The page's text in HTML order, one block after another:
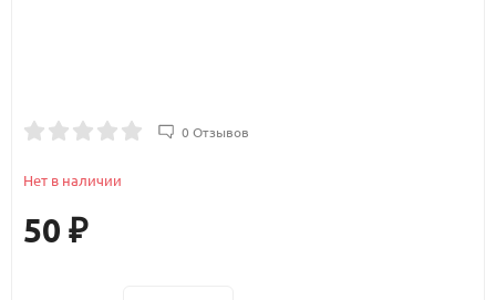
0 Отзывов
Нет в наличии
50 ₽